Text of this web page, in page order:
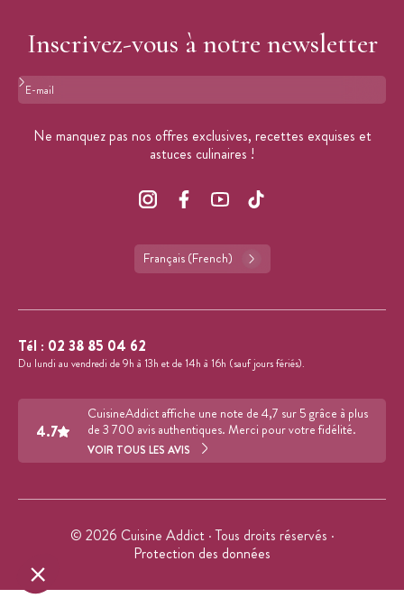
Inscrivez-vous à notre newsletter
Format : adresse@email.com
Ne manquez pas nos offres exclusives, recettes exquises et
astuces culinaires !
Français (French)
Tél : 02 38 85 04 62
Du lundi au vendredi de 9h à 13h et de 14h à 16h (sauf jours fériés).
4.7
CuisineAddict affiche une note de 4,7 sur 5 grâce à plus
de 3 700 avis authentiques. Merci pour votre fidélité.
VOIR TOUS LES AVIS
© 2026 Cuisine Addict · Tous droits réservés ·
Protection des données